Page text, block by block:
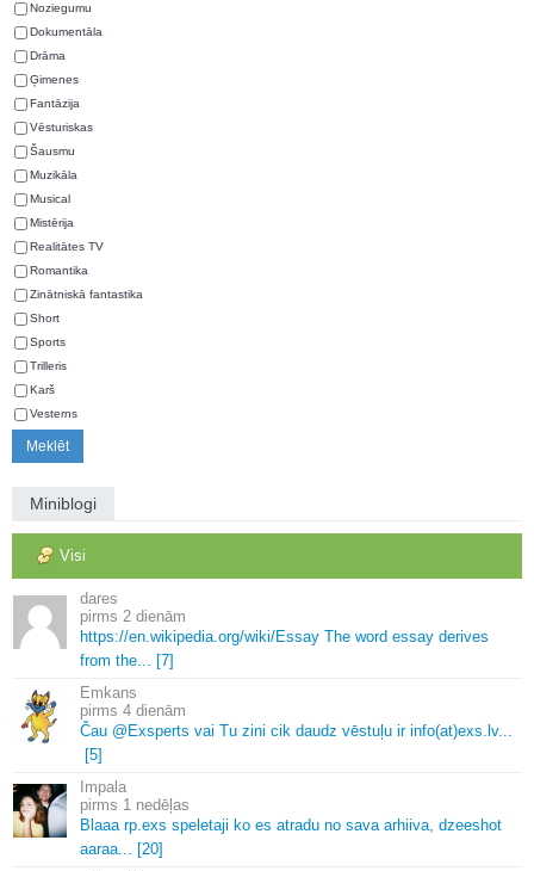
Noziegumu
Dokumentāla
Drāma
Ģimenes
Fantāzija
Vēsturiskas
Šausmu
Muzikāla
Musical
Mistērija
Realitātes TV
Romantika
Zinātniskā fantastika
Short
Sports
Trilleris
Karš
Vesterns
Miniblogi
Visi
dares
2 dienām
https://en.wikipedia.org/wiki/Essay The word essay derives
from the... [7]
Emkans
4 dienām
Čau @Exsperts vai Tu zini cik daudz vēstuļu ir info(at)exs. lv...
[5]
Impala
1 nedēļas
Blaaa rp.exs speletaji ko es atradu no sava arhiiva, dzeeshot
aaraa... [20]